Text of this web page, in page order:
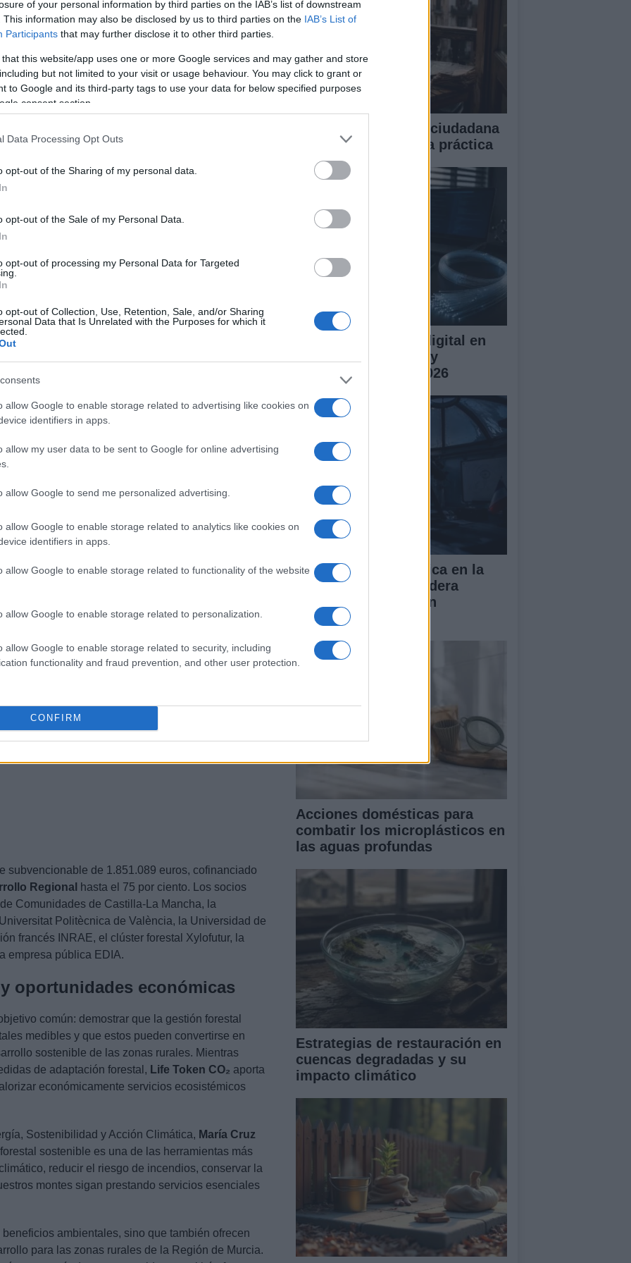
of your personal information by third parties on the IAB’s list of downstream
This information may also be disclosed by us to third parties on the IAB’s List of
Participants that may further disclose it to other third parties.
that this website/app uses one or more Google services and may gather and store
but not limited to your visit or usage behaviour. You may click to grant or
to Google and its third-party tags to use your data for below specified purposes
consent section.
Data Processing Opt Outs
opt-out of the Sharing of my personal data.
opt-out of the Sale of my Personal Data.
opt-out of processing my Personal Data for Targeted
opt-out of Collection, Use, Retention, Sale, and/or Sharing
Data that Is Unrelated with the Purposes for which it
allow Google to enable storage related to advertising like cookies on
identifiers in apps.
allow my user data to be sent to Google for online advertising
allow Google to send me personalized advertising.
allow Google to enable storage related to analytics like cookies on
identifiers in apps.
allow Google to enable storage related to functionality of the website
allow Google to enable storage related to personalization.
allow Google to enable storage related to security, including
functionality and fraud prevention, and other user protection.
CONFIRM
en la creación de una plataforma digital que
de carbono de los montes. Esta iniciativa
con empresas interesadas en compensar su huella
más verde.
por este proyecto utilizará tecnologías avanzadas de
la generación de créditos de carbono forestal
a las empresas que buscan compensar su huella
nuevas oportunidades económicas para los
total elegible de 2.987.163 euros, de los cuales
europea. Los socios participantes incluyen
de Castilla-La Mancha, Orthem Servicios y
Católica San Antonio de Murcia, SGS
de la Región de Murcia.
la resiliencia de los ecosistemas
liderado por la Región de Murcia, se enfoca en
forestales frente al cambio climático. Este
medidas de gestión forestal adaptativa
de los montes frente a la sequía, los incendios y
climático.
subvencionable de 1.851.089 euros, cofinanciado
Regional
hasta el 75 por ciento. Los socios
Comunidades de Castilla-La Mancha, la
Politècnica de València, la Universidad de
francés INRAE, el clúster forestal Xylofutur, la
empresa pública EDIA.
oportunidades económicas
común: demostrar que la gestión forestal
medibles y que estos pueden convertirse en
sostenible de las zonas rurales. Mientras
de adaptación forestal, Life Token CO₂ aporta
económicamente servicios ecosistémicos
Sostenibilidad y Acción Climática, María Cruz
sostenible es una de las herramientas más
reducir el riesgo de incendios, conservar la
montes sigan prestando servicios esenciales
ambientales, sino que también ofrecen
para las zonas rurales de la Región de Murcia.
Iniciarse en ciencia ciudadana
desde el barrio: guía práctica
La transformación digital en
Colombia: desafíos y
oportunidades en 2026
Cooperación científica en la
Antártida: España lidera
proyecto de estación
internacional
Acciones domésticas para
combatir los microplásticos en
las aguas profundas
Estrategias de restauración en
cuencas degradadas y su
impacto climático